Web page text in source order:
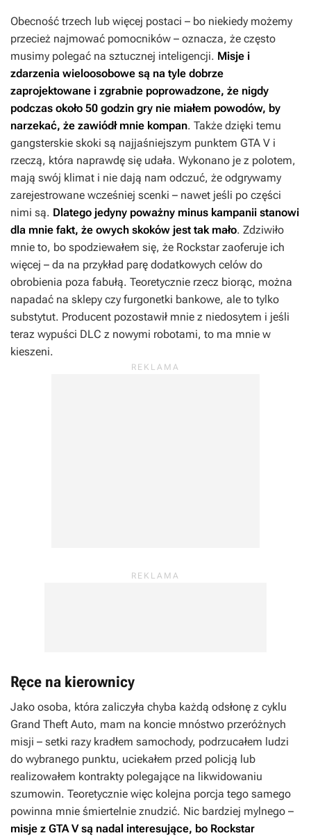
Obecność trzech lub więcej postaci – bo niekiedy możemy
przecież najmować pomocników – oznacza, że często
musimy polegać na sztucznej inteligencji. Misje i
zdarzenia wieloosobowe są na tyle dobrze
zaprojektowane i zgrabnie poprowadzone, że nigdy
podczas około 50 godzin gry nie miałem powodów, by
narzekać, że zawiódł mnie kompan. Także dzięki temu
gangsterskie skoki są najjaśniejszym punktem GTA V i
rzeczą, która naprawdę się udała. Wykonano je z polotem,
mają swój klimat i nie dają nam odczuć, że odgrywamy
zarejestrowane wcześniej scenki – nawet jeśli po części
nimi są. Dlatego jedyny poważny minus kampanii stanowi
dla mnie fakt, że owych skoków jest tak mało. Zdziwiło
mnie to, bo spodziewałem się, że Rockstar zaoferuje ich
więcej – da na przykład parę dodatkowych celów do
obrobienia poza fabułą. Teoretycznie rzecz biorąc, można
napadać na sklepy czy furgonetki bankowe, ale to tylko
substytut. Producent pozostawił mnie z niedosytem i jeśli
teraz wypuści DLC z nowymi robotami, to ma mnie w
kieszeni.
Ręce na kierownicy
Jako osoba, która zaliczyła chyba każdą odsłonę z cyklu
Grand Theft Auto, mam na koncie mnóstwo przeróżnych
misji – setki razy kradłem samochody, podrzucałem ludzi
do wybranego punktu, uciekałem przed policją lub
realizowałem kontrakty polegające na likwidowaniu
szumowin. Teoretycznie więc kolejna porcja tego samego
powinna mnie śmiertelnie znudzić. Nic bardziej mylnego –
misje z GTA Vsą nadal interesujące, bo Rockstar